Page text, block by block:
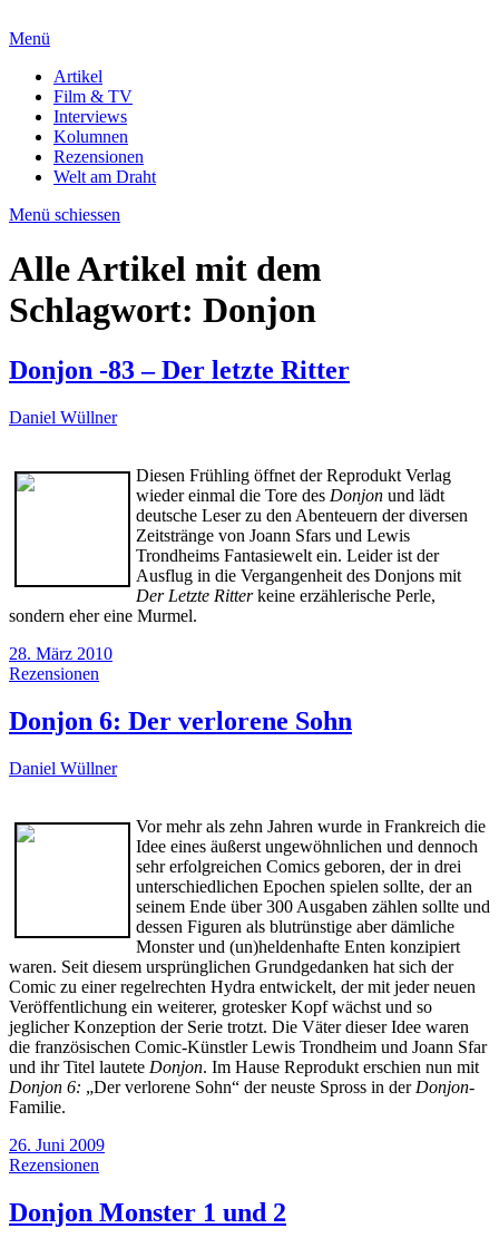
Menü
Artikel
Film & TV
Interviews
Kolumnen
Rezensionen
Welt am Draht
Menü schiessen
Alle Artikel mit dem
Schlagwort: Donjon
Donjon -83 – Der letzte Ritter
Daniel Wüllner
Diesen Frühling öffnet der Reprodukt Verlag
wieder einmal die Tore des Donjon und lädt
deutsche Leser zu den Abenteuern der diversen
Zeitstränge von Joann Sfars und Lewis
Trondheims Fantasiewelt ein. Leider ist der
Ausflug in die Vergangenheit des Donjons mit
Der Letzte Ritterkeine erzählerische Perle,
sondern eher eine Murmel.
28. März 2010
Rezensionen
Donjon 6: Der verlorene Sohn
Daniel Wüllner
Vor mehr als zehn Jahren wurde in Frankreich die
Idee eines äußerst ungewöhnlichen und dennoch
sehr erfolgreichen Comics geboren, der in drei
unterschiedlichen Epochen spielen sollte, der an
seinem Ende über 300 Ausgaben zählen sollte und
dessen Figuren als blutrünstige aber dämliche
Monster und (un)heldenhafte Enten konzipiert
waren. Seit diesem ursprünglichen Grundgedanken hat sich der
Comic zu einer regelrechten Hydra entwickelt, der mit jeder neuen
Veröffentlichung ein weiterer, grotesker Kopf wächst und so
jeglicher Konzeption der Serie trotzt. Die Väter dieser Idee waren
die französischen Comic-Künstler Lewis Trondheim und Joann Sfar
und ihr Titel lautete Donjon. Im Hause Reprodukt erschien nun mit
Donjon 6: „Der verlorene Sohn“ der neuste Spross in der Donjon-
Familie.
26. Juni 2009
Rezensionen
Donjon Monster 1 und 2